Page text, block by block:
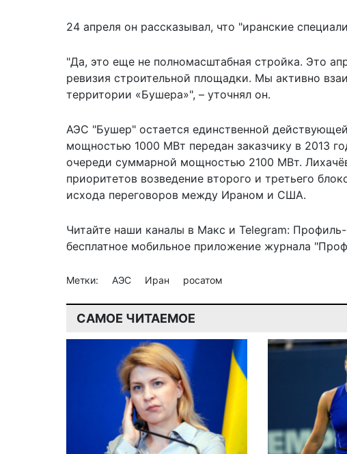
24 апреля он рассказывал, что "иранские
"Да, это еще не полномасштабная стройка. Это
ревизия строительной площадки. Мы активно
территории «Бушера»", – уточнял он.
АЭС "Бушер" остается единственной
мощностью 1000 МВт передан заказчику в 2013
очереди суммарной мощностью 2100 МВт.
приоритетов возведение второго и третьего
исхода переговоров между Ираном и США.
Читайте наши каналы в Макс и Telegram:
бесплатное мобильное приложение журнала
Метки: АЭС Иран росатом
САМОЕ ЧИТАЕМОЕ